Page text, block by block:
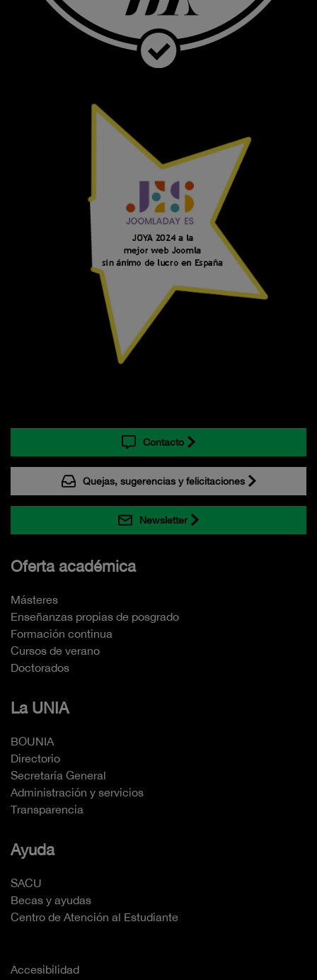
Contacto
Quejas, sugerencias y felicitaciones
Newsletter
Oferta académica
Másteres
Enseñanzas propias de posgrado
Formación continua
Cursos de verano
Doctorados
La UNIA
BOUNIA
Directorio
Secretaría General
Administración y servicios
Transparencia
Ayuda
SACU
Becas y ayudas
Centro de Atención al Estudiante
Accesibilidad